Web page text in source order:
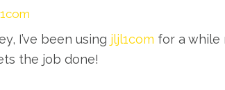
I’ve been using jljl1com for a while
the job done!